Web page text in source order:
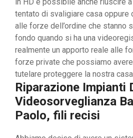
tentato di svaligiare casa oppure
alle forze dell’ordine che stanno
fondo quando si ha una
realmente un apporto reale alle
forze private che possiamo
tutelare proteggere la nostra
Riparazione Impianti
Videosorveglianza
Paolo, fili recisi